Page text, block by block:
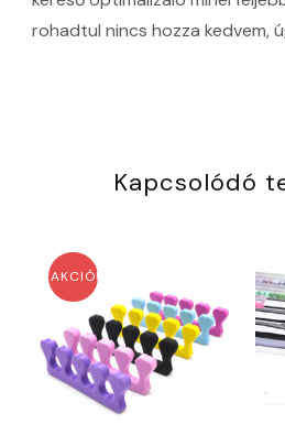
rohadtul nincs hozza kedvem,
Kapcsolódó
AKCIÓ!